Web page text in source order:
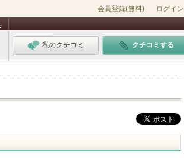
会員登録(無料) ログイン
私のクチコミ クチコミする